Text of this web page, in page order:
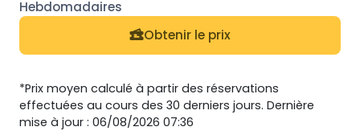
Obtenir le prix
*Prix moyen calculé à partir des réservations
effectuées au cours des 30 derniers jours. Dernière
mise à jour : 06/08/2026 07:36